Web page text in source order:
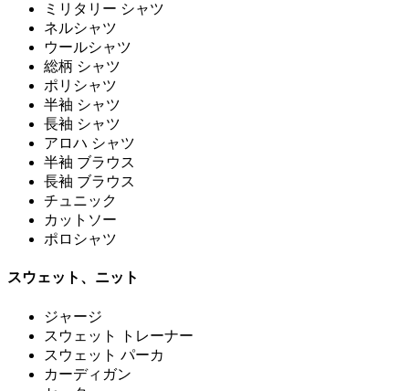
ミリタリー シャツ
ネルシャツ
ウールシャツ
総柄 シャツ
ポリシャツ
半袖 シャツ
長袖 シャツ
アロハ シャツ
半袖 ブラウス
長袖 ブラウス
チュニック
カットソー
ポロシャツ
スウェット、ニット
ジャージ
スウェット トレーナー
スウェット パーカ
カーディガン